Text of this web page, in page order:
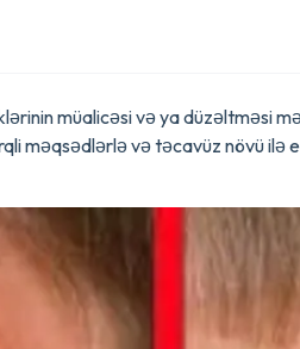
müalicəsi və ya düzəltməsi
məqsədlərlə və təcavüz növü ilə